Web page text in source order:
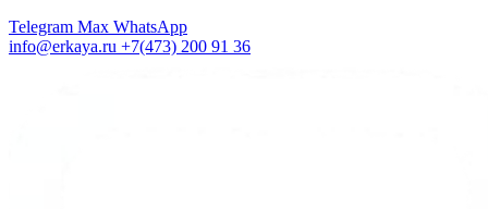
Telegram Max WhatsApp
info@erkaya.ru +7(473) 200 91 36